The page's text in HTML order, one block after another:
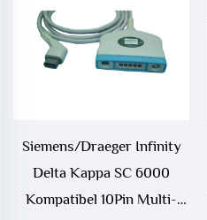
Siemens/Draeger Infinity
Delta Kappa SC 6000
Kompatibel 10Pin Multi-